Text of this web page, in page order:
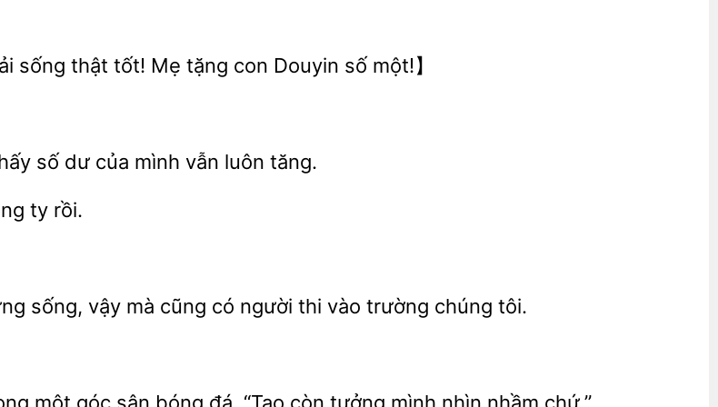
sống tốt! tặng con Douyin số một!】
dư của mình vẫn luôn tăng.
ty rồi.
sống, vậy mà cũng có người thi vào trường